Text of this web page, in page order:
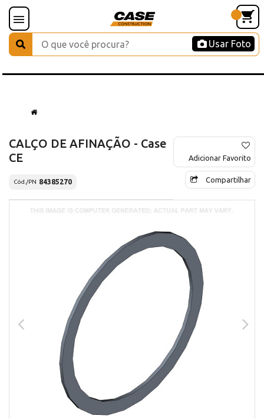
Usar Foto
CALÇO DE AFINAÇÃO - Case
CE
Cód./PN 84385270
Adicionar Favorito
Compartilhar